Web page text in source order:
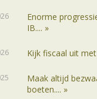
Enorme
IB.... »
Kijk fiscaal uit
Maak altijd
boeten.... »